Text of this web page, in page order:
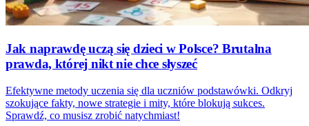
Jak naprawdę uczą się dzieci w Polsce? Brutalna
prawda, której nikt nie chce słyszeć
Efektywne metody uczenia się dla uczniów podstawówki. Odkryj
szokujące fakty, nowe strategie i mity, które blokują sukces.
Sprawdź, co musisz zrobić natychmiast!